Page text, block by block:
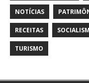
NOTÍCIAS
RECEITAS
TURISMO